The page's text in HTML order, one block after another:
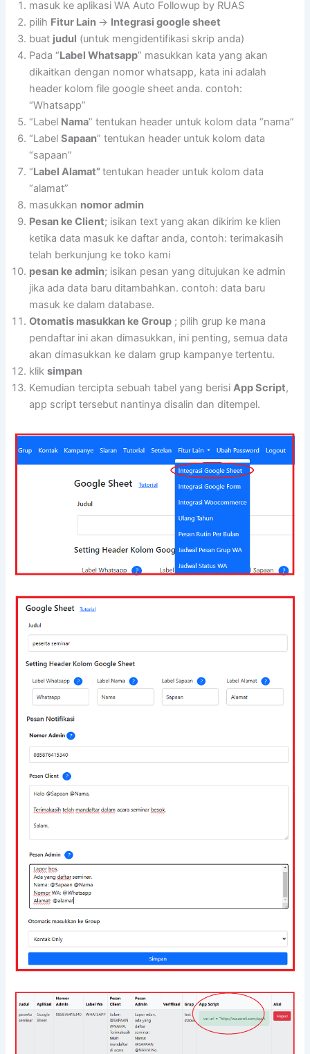
masuk ke aplikasi WA Auto Followup by RUAS
pilih Fitur Lain -> Integrasi google sheet
buat judul (untuk mengidentifikasi skrip anda)
Pada “Label Whatsapp” masukkan kata yang akan
dikaitkan dengan nomor whatsapp, kata ini adalah
header kolom file google sheet anda. contoh:
“Whatsapp”
“Label Nama” tentukan header untuk kolom data “nama”
“LabelSapaan” tentukan header untuk kolom data
“sapaan”
“Label Alamat”tentukan header untuk kolom data
“alamat”
masukkan nomor admin
Pesan ke Client; isikan text yang akan dikirim ke klien
ketika data masuk ke daftar anda, contoh: terimakasih
telah berkunjung ke toko kami
pesan ke admin; isikan pesan yang ditujukan ke admin
jika ada data baru ditambahkan. contoh: data baru
masuk ke dalam database.
Otomatis masukkan ke Group ; pilih grup ke mana
pendaftar ini akan dimasukkan, ini penting, semua data
akan dimasukkan ke dalam grup kampanye tertentu.
kliksimpan
Kemudian tercipta sebuah tabel yang berisiApp Script,
app script tersebut nantinya disalin dan ditempel.